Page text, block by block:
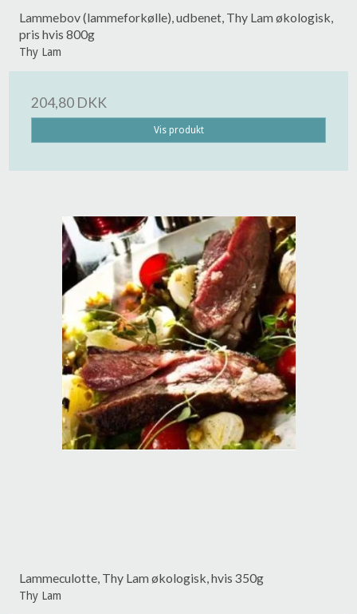
Lammebov (lammeforkølle), udbenet, Thy Lam økologisk,
pris hvis 800g
Thy Lam
204,80 DKK
Vis produkt
Lammeculotte, Thy Lam økologisk, hvis 350g
Thy Lam